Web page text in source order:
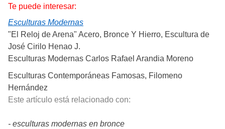
Te puede interesar:
Esculturas Modernas
"El Reloj de Arena" Acero, Bronce Y Hierro, Escultura de
José Cirilo Henao J.
Esculturas Modernas Carlos Rafael Arandia Moreno
Esculturas Contemporáneas Famosas, Filomeno
Hernández
Este artículo está relacionado con:
- esculturas modernas en bronce